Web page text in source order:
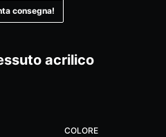
consegna!
acrilico
COLORE